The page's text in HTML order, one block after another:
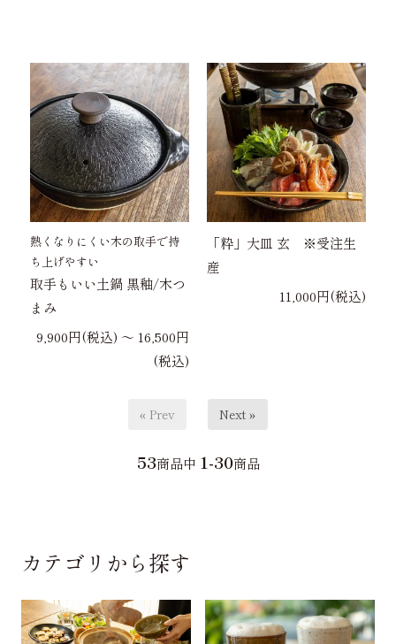
熱くなりにくい木の取手で持
ち上げやすい
取手もいい土鍋 黒釉/木つ
まみ
9,900円(税込) 〜 16,500円
(税込)
「粋」大皿 玄 ※受注生
産
11,000円(税込)
« Prev Next »
53商品中 1-30商品
カテゴリから探す